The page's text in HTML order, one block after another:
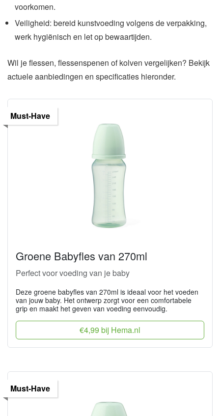
voorkomen.
Veiligheid: bereid kunstvoeding volgens de verpakking,
werk hygiënisch en let op bewaartijden.
Wil je flessen, flessenspenen of kolven vergelijken? Bekijk
actuele aanbiedingen en specificaties hieronder.
Must-Have
Groene Babyfles van 270ml
Perfect voor voeding van je baby
Deze groene babyfles van 270ml is ideaal voor het voeden
van jouw baby. Het ontwerp zorgt voor een comfortabele
grip en maakt het geven van voeding eenvoudig.
€4,99 bij Hema.nl
Must-Have